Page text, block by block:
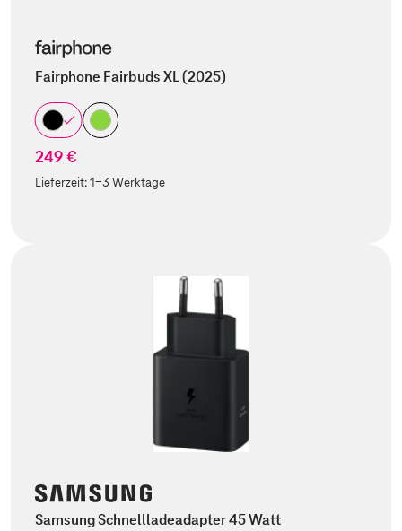
Fairphone Fairbuds XL (2025)
249 €
Lieferzeit:1-3 Werktage
Samsung Schnellladeadapter 45 Watt